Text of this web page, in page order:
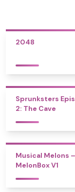
2048
Sprunksters
2: The Cave
Musical Melons –
MelonBox V1